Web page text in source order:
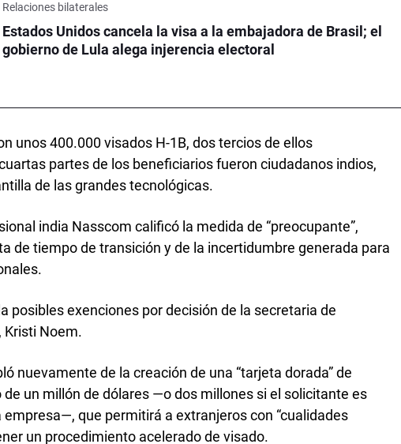
Relaciones bilaterales
Estados Unidos cancela la visa a la embajadora de Brasil; el
gobierno de Lula alega injerencia electoral
unos 400.000 visados H-1B, dos tercios de ellos
partes de los beneficiarios fueron ciudadanos indios,
de las grandes tecnológicas.
india Nasscom calificó la medida de “preocupante”,
de tiempo de transición y de la incertidumbre generada para
posibles exenciones por decisión de la secretaria de
Kristi Noem.
nuevamente de la creación de una “tarjeta dorada” de
de un millón de dólares —o dos millones si el solicitante es
que permitirá a extranjeros con “cualidades
un procedimiento acelerado de visado.